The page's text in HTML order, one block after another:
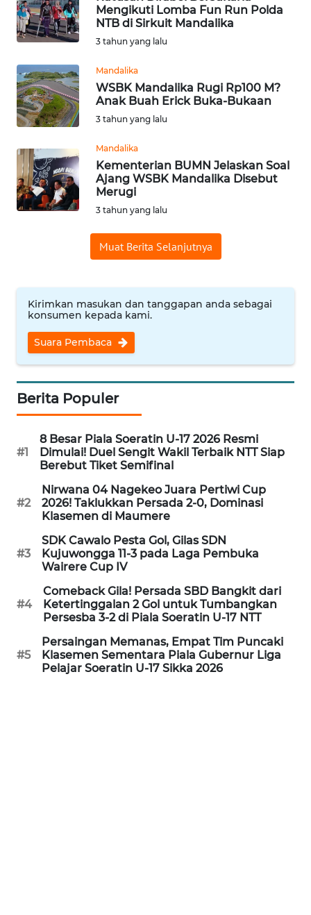
Mengikuti Lomba Fun Run Polda
NTB di Sirkuit Mandalika
3 tahun yang lalu
Mandalika
WSBK Mandalika Rugi Rp100 M?
Anak Buah Erick Buka-Bukaan
3 tahun yang lalu
Mandalika
Kementerian BUMN Jelaskan Soal
Ajang WSBK Mandalika Disebut
Merugi
3 tahun yang lalu
Muat Berita Selanjutnya
Kirimkan masukan dan tanggapan anda sebagai
konsumen kepada kami.
Suara Pembaca
Berita Populer
#1
8 Besar Piala Soeratin U-17 2026 Resmi
Dimulai! Duel Sengit Wakil Terbaik NTT Siap
Berebut Tiket Semifinal
#2
Nirwana 04 Nagekeo Juara Pertiwi Cup
2026! Taklukkan Persada 2-0, Dominasi
Klasemen di Maumere
#3
SDK Cawalo Pesta Gol, Gilas SDN
Kujuwongga 11-3 pada Laga Pembuka
Wairere Cup IV
#4
Comeback Gila! Persada SBD Bangkit dari
Ketertinggalan 2 Gol untuk Tumbangkan
Persesba 3-2 di Piala Soeratin U-17 NTT
#5
Persaingan Memanas, Empat Tim Puncaki
Klasemen Sementara Piala Gubernur Liga
Pelajar Soeratin U-17 Sikka 2026
PADANG
LAWAS
SUMEDANG
WN
CIANJUR
WN
KEPULAUAN
SERIBU
BINJAI
CIREBON
INDRAMAYU
KUNINGAN
MAJALENGKA
SUBANG
WN
SUKABUMI
PURWAKARTA